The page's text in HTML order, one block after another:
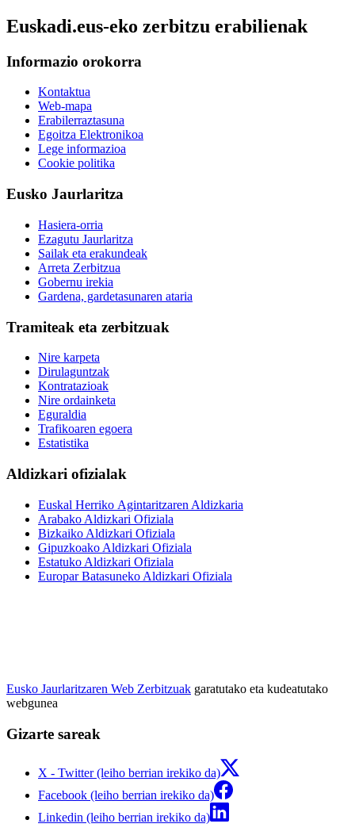
Euskadi.eus-eko zerbitzu erabilienak
Informazio orokorra
Kontaktua
Web-mapa
Erabilerraztasuna
Egoitza Elektronikoa
Lege informazioa
Cookie politika
Eusko Jaurlaritza
Hasiera-orria
Ezagutu Jaurlaritza
Sailak eta erakundeak
Arreta Zerbitzua
Gobernu irekia
Gardena, gardetasunaren ataria
Tramiteak eta zerbitzuak
Nire karpeta
Dirulaguntzak
Kontratazioak
Nire ordainketa
Eguraldia
Trafikoaren egoera
Estatistika
Aldizkari ofizialak
Euskal Herriko Agintaritzaren Aldizkaria
Arabako Aldizkari Ofiziala
Bizkaiko Aldizkari Ofiziala
Gipuzkoako Aldizkari Ofiziala
Estatuko Aldizkari Ofiziala
Europar Batasuneko Aldizkari Ofiziala
Eusko Jaurlaritzaren Web Zerbitzuak garatutako eta kudeatutako
webgunea
Gizarte sareak
X - Twitter (leiho berrian irekiko da)
Facebook (leiho berrian irekiko da)
Linkedin (leiho berrian irekiko da)